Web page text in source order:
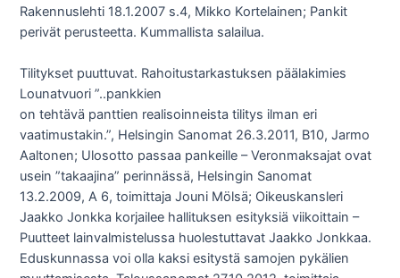
Rakennuslehti 18.1.2007 s.4, Mikko Kortelainen; Pankit
perivät perusteetta. Kummallista salailua.
Tilitykset puuttuvat. Rahoitustarkastuksen päälakimies
Lounatvuori ”..pankkien
on tehtävä panttien realisoinneista tilitys ilman eri
vaatimustakin.”, Helsingin Sanomat 26.3.2011, B10, Jarmo
Aaltonen; Ulosotto passaa pankeille – Veronmaksajat ovat
usein ”takaajina” perinnässä, Helsingin Sanomat
13.2.2009, A 6, toimittaja Jouni Mölsä; Oikeuskansleri
Jaakko Jonkka korjailee hallituksen esityksiä viikoittain –
Puutteet lainvalmistelussa huolestuttavat Jaakko Jonkkaa.
Eduskunnassa voi olla kaksi esitystä samojen pykälien